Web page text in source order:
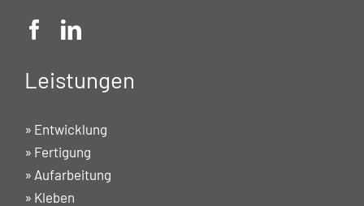
Leistungen
» Entwicklung
» Fertigung
» Aufarbeitung
» Kleben